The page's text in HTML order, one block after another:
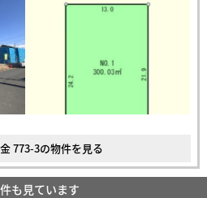
773-3の物件を見る
も見ています